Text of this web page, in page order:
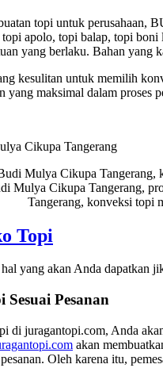
topi untuk perusahaan,
apolo, topi balap, topi boni
yang berlaku. Bahan yang
kesulitan untuk memilih
yang maksimal dalam proses
Cikupa Tangerang
Mulya Cikupa Tangerang,
Mulya Cikupa Tangerang,
Tangerang, konveksi topi
Topi
yang akan Anda dapatkan
Sesuai Pesanan
di juragantopi.com, Anda
akan
Oleh karena itu,